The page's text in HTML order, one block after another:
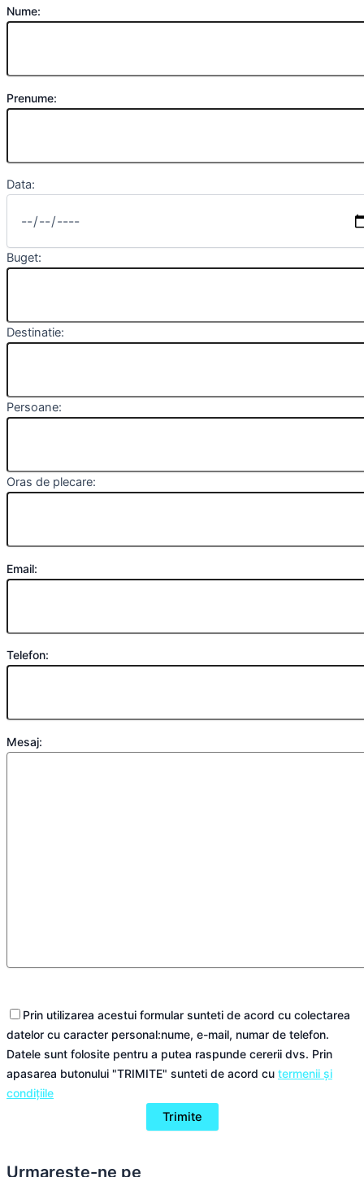
Nume:
Prenume:
Data:
Buget:
Destinatie:
Persoane:
Oras de plecare:
Email:
Telefon:
Mesaj:
Prin utilizarea acestui formular sunteti de acord cu colectarea
datelor cu caracter personal:nume, e-mail, numar de telefon.
Datele sunt folosite pentru a putea raspunde cererii dvs. Prin
apasarea butonului "TRIMITE" sunteti de acord cu termenii și
condițiile
Urmareste-ne pe